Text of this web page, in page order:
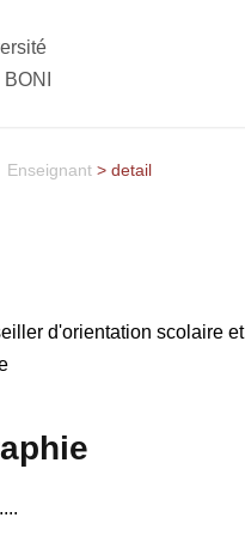
Enseignant > detail
d'orientation scolaire et